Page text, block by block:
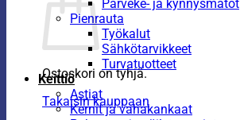
Ostoskori on tyhjä.
Takaisin kauppaan
Parveke- ja kynnysmatot
Pienrauta
Työkalut
Sähkötarvikkeet
Turvatuotteet
Keittiö
Astiat
Kernit ja vahakankaat